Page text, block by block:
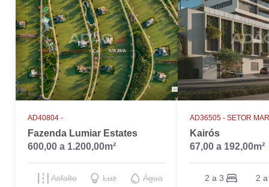
AD40804 -
Fazenda Lumiar Estates
600,00 a 1.200,00m²
Asfalto Luz Água
AD36505 - SETOR
Kairós
67,00 a 192,00m²
2 a 3 2